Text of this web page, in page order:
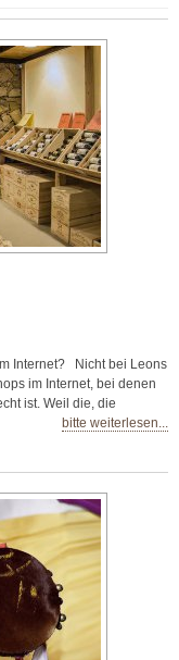
Internet? Nicht bei Leons
im Internet, bei denen
ist. Weil die, die
bitte weiterlesen...